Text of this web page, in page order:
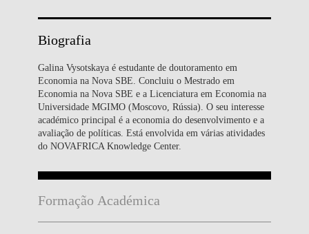
Biografia
Galina Vysotskaya é estudante de doutoramento em
Economia na Nova SBE. Concluiu o Mestrado em
Economia na Nova SBE e a Licenciatura em Economia na
Universidade MGIMO (Moscovo, Rússia). O seu interesse
académico principal é a economia do desenvolvimento e a
avaliação de políticas. Está envolvida em várias atividades
do NOVAFRICA Knowledge Center.
Formação Académica